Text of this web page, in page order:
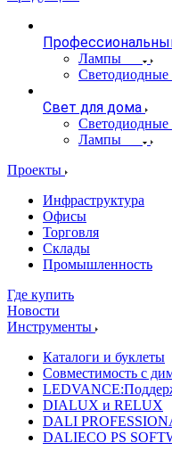
Лампы
Светодиодные
Свет для дома
Светодиодные
Лампы
Проекты
Инфраструктура
Офисы
Торговля
Склады
Промышленность
Где купить
Новости
Инструменты
Каталоги и буклеты
Совместимость с
DIALUX и RELUX
DALI
DALIECO PS